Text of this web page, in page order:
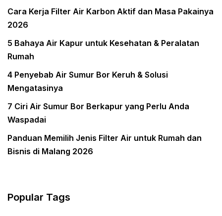
Cara Kerja Filter Air Karbon Aktif dan Masa Pakainya
2026
5 Bahaya Air Kapur untuk Kesehatan & Peralatan
Rumah
4 Penyebab Air Sumur Bor Keruh & Solusi
Mengatasinya
7 Ciri Air Sumur Bor Berkapur yang Perlu Anda
Waspadai
Panduan Memilih Jenis Filter Air untuk Rumah dan
Bisnis di Malang 2026
Popular Tags